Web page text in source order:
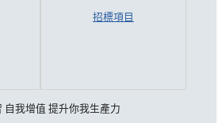
招標項目
自我增值 提升你我生產力